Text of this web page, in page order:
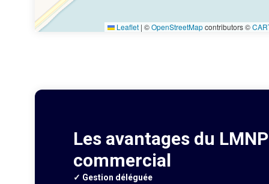
Leaflet | ©OpenStreetMapcontributors ©
Les avantages du
commercial
✓ Gestion déléguée